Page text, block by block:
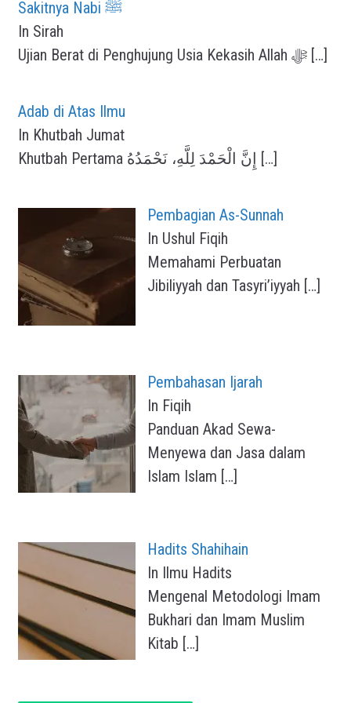
Sakitnya Nabi ﷺ
In Sirah
Ujian Berat di Penghujung Usia Kekasih Allah ﷻ […]
Adab di Atas Ilmu
In Khutbah Jumat
[…]
Pembagian As-Sunnah
In Ushul Fiqih
Memahami Perbuatan
Jibiliyyah dan Tasyri’iyyah […]
Pembahasan Ijarah
In Fiqih
Panduan Akad Sewa-
Menyewa dan Jasa dalam
Islam Islam […]
Hadits Shahihain
In Ilmu Hadits
Mengenal Metodologi Imam
Bukhari dan Imam Muslim
Kitab […]